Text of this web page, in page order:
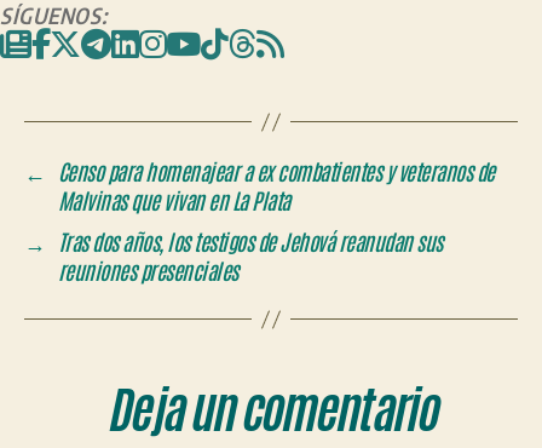
SÍGUENOS:
← Censo para homenajear a ex combatientes y veteranos de
Malvinas que vivan en La Plata
→
Tras dos años, los testigos de Jehová reanudan sus
reuniones presenciales
Deja un comentario